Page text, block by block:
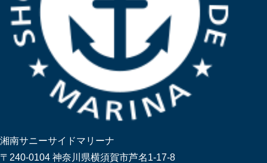
湘南サニーサイドマリーナ
〒240-0104 神奈川県横須賀市芦名1-17-8